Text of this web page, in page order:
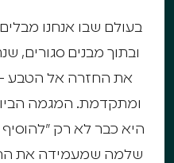
בעולם שבו אנחנו
את החזרה אל הטבע
היא כבר לא רק
שלמה שמעמידה את